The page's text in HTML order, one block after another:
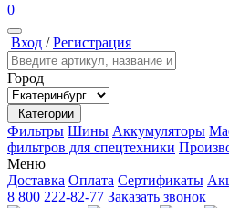
0
Вход /Регистрация
Город
Категории
Фильтры Шины Аккумуляторы
фильтров для спецтехники
Меню
Доставка Оплата Сертификаты
8 800 222-82-77 Заказать звонок